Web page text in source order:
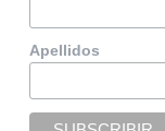
Apellidos